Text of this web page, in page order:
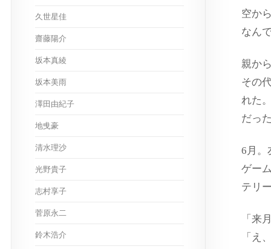
空か
なん
親か
その
れた
だっ
6月。
ゲー
テリ
「来
「え
久世星佳
齋藤陽介
坂本真綾
坂本美雨
澤田由紀子
地曵豪
清水理沙
光野貴子
志村享子
菅原永二
鈴木浩介